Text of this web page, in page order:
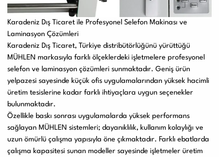
Karadeniz Dış Ticaret ile Profesyonel Selefon Makinası ve
Laminasyon Çözümleri
Karadeniz Dış Ticaret, Türkiye distribütörlüğünü yürüttüğü
MÜHLEN markasıyla farklı ölçeklerdeki işletmelere profesyonel
selefon ve laminasyon çözümleri sunmaktadır. Geniş ürün
yelpazesi sayesinde küçük ofis uygulamalarından yüksek hacimli
üretim tesislerine kadar farklı ihtiyaçlara uygun seçenekler
bulunmaktadır.
Özellikle baskı sonrası uygulamalarda yüksek performans
sağlayan MÜHLEN sistemleri; dayanıklılık, kullanım kolaylığı ve
uzun ömürlü çalışma yapısıyla öne çıkmaktadır. Farklı ebatlarda
çalışma kapasitesi sunan modeller sayesinde işletmeler üretim